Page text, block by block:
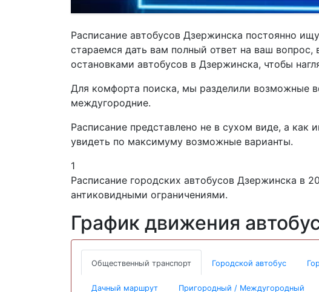
Расписание автобусов Дзержинска постоянно
стараемся дать вам полный ответ на ваш вопрос,
остановками автобусов в Дзержинска, чтобы
Для комфорта поиска, мы разделили возможные
междугородние.
Расписание представлено не в сухом виде, а как
увидеть по максимуму возможные варианты.
1
Расписание городских автобусов Дзержинска в
антиковидными ограничениями.
График движения
Общественный транспорт Городской автобус
Дачный маршрут Пригородный / Междугородный